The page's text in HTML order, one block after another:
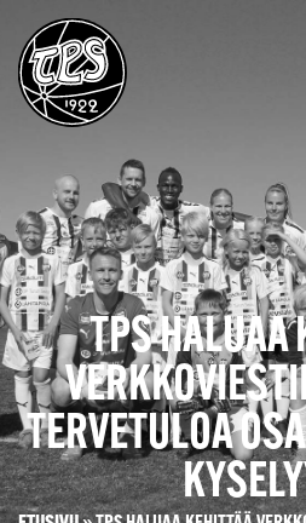
TPS HALUAA
TERVETULOA